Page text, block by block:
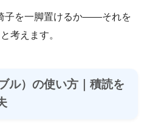
子を一脚置けるか――それを
考えます。
ル）の使い方｜積読を